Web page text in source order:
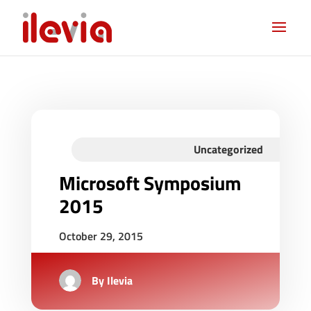
Uncategorized
Microsoft Symposium
2015
October 29, 2015
By Ilevia